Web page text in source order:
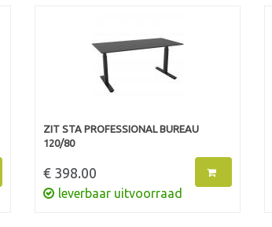
ZIT STA PROFESSIONAL BUREAU
120/80
€ 398.00
leverbaar uitvoorraad